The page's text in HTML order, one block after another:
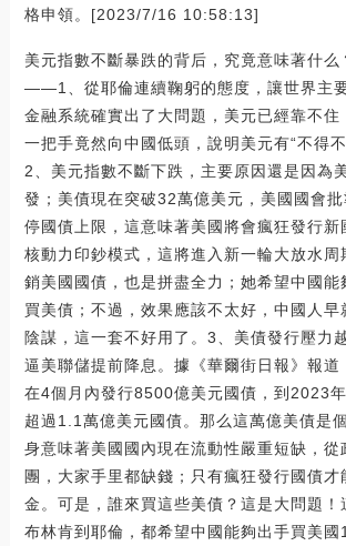
格申領。[2023/7/16 10:58:13]
美元指數不斷暴跌的背后，究竟意味著什么
——1、從耶倫連續鞠躬的態度，讓世界主
金融系統確實出了大問題，美元已經靠不住
一把手竟然向中國低頭，說明美元有“不得不
2、美元指數不斷下跌，主要原因還是因為
發；美債現在突破32萬億美元，美國國會
停國債上限，這意味著美國將會瘋狂發行新
核動力印鈔模式，這將進入新一輪大放水周
銷美國國債，也是拼盡全力；她希望中國能
買美債；不過，效果應該不太好，中國人早
陰謀，這一套不好用了。3、美債發行壓力
逼美聯儲提前降息。據《華爾街日報》報道
在4個月內發行8500億美元國債，到2023
超過1.1萬億美元國債。那么這萬億美債是
身意味著美國國內現在流動性嚴重短缺，從
團，大家手里都缺錢；只有瘋狂發行國債才
金。可是，誰來買這些美債？這是大問題！
布林肯到耶倫，都希望中國能夠出手買美國